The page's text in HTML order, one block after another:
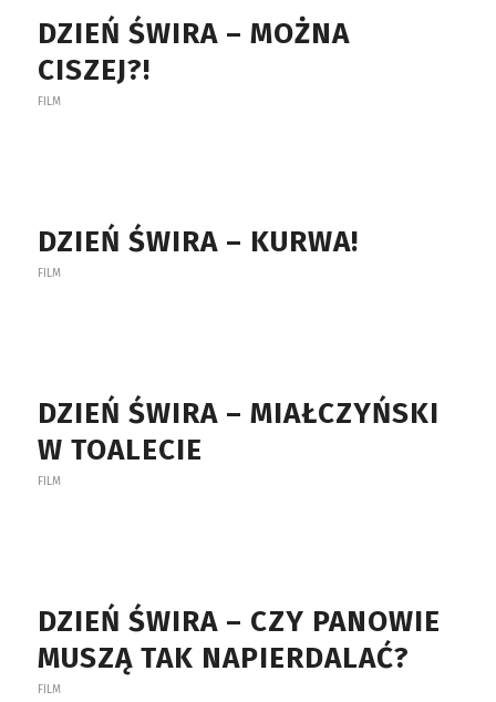
DZIEŃ ŚWIRA – MOŻNA
CISZEJ?!
FILM
DZIEŃ ŚWIRA – KURWA!
FILM
DZIEŃ ŚWIRA – MIAŁCZYŃSKI
W TOALECIE
FILM
DZIEŃ ŚWIRA – CZY PANOWIE
MUSZĄ TAK NAPIERDALAĆ?
FILM